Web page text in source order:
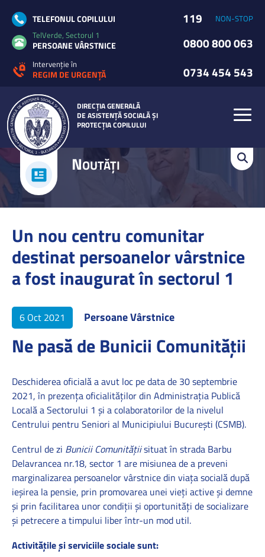
DIRECȚIA GENERALĂ
DE ASISTENȚĂ SOCIALĂ ȘI
PROTECȚIA COPILULUI
TELEFONUL COPILULUI 119
NON-STOP
TelVerde, Sectorul 1
PERSOANE VÂRSTNICE 0800 800 063
Intervenție în
REGIM DE URGENȚĂ 0734 454 543
NOUTĂȚI
Un nou centru comunitar
destinat persoanelor vârstnice
a fost inaugurat în sectorul 1
6 Oct 2021 Persoane Vârstnice
Ne pasă de Bunicii Comunității
Deschiderea oficială a avut loc pe data de 30 septembrie
2021, în prezența oficialităților din Administrația Publică
Locală a Sectorului 1 și a colaboratorilor de la nivelul
Centrului pentru Seniori al Municipiului București (CSMB).
Centrul de zi Bunicii Comunitățiisituat în strada Barbu
Delavrancea nr.18, sector 1 are misiunea de a preveni
marginalizarea persoanelor vârstnice din viața socială după
ieșirea la pensie, prin promovarea unei vieți active și demne
și prin facilitarea unor condiții și oportunități de socializare
și petrecere a timpului liber într-un mod util.
Activitățile și serviciile sociale sunt: